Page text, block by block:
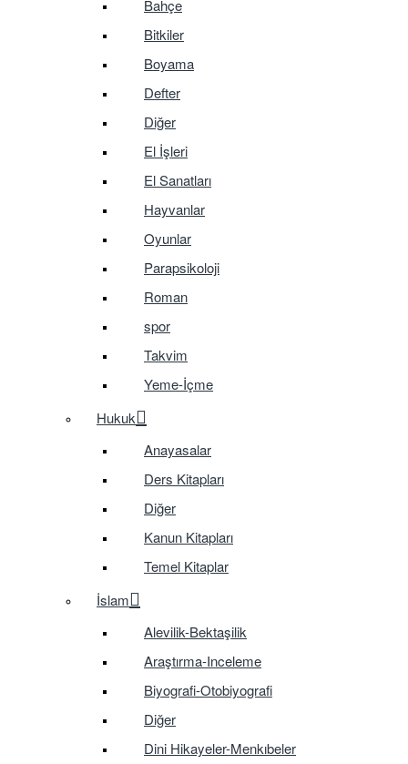
Bahçe
Bitkiler
Boyama
Defter
Diğer
El İşleri
El Sanatları
Hayvanlar
Oyunlar
Parapsikoloji
Roman
spor
Takvim
Yeme-İçme
Hukuk
Anayasalar
Ders Kitapları
Diğer
Kanun Kitapları
Temel Kitaplar
İslam
Alevilik-Bektaşilik
Araştırma-Inceleme
Biyografi-Otobiyografi
Diğer
Dini Hikayeler-Menkıbeler